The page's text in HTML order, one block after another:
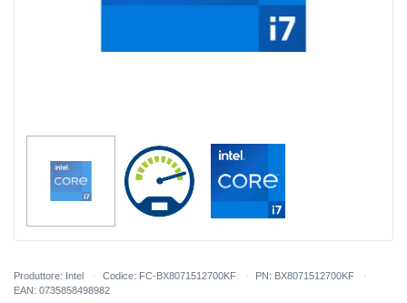
Produttore: Intel Codice: FC-BX8071512700KF
PN: BX8071512700KF
EAN: 0735858498982